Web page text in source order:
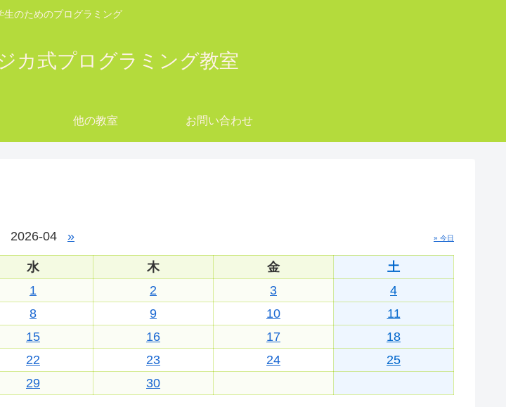
生のためのプログラミング
カ式プログラミング教室
他の教室 お問い合わせ
2026-04 » » 今日
水 木 金
土
1
2 3
4
8 9 10
11
15 16 17
18
22 23 24
25
29 30